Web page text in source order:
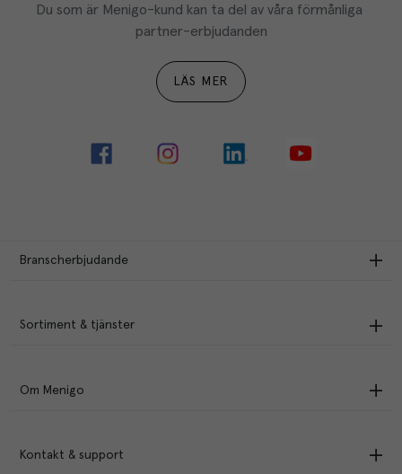
Du som är Menigo-kund kan ta del av våra förmånliga
partner-erbjudanden
LÄS MER
Branscherbjudande
Sortiment & tjänster
Om Menigo
Kontakt & support